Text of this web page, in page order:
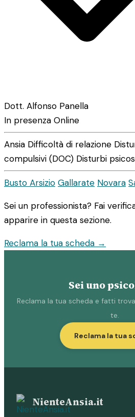
Dott. Alfonso Panella
In presenza Online
Ansia Difficoltà di relazione
compulsivi (DOC) Disturbi
Busto Arsizio Gallarate Novara
Sei un professionista? Fai
apparire in questa sezione.
Reclama la tua scheda →
Sei uno
Reclama la tua scheda e fatti
te.
Reclama la tua
NienteAnsia.it